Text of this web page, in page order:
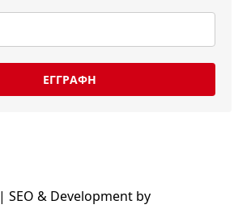
ΕΓΓΡΑΦΗ
SEO & Development by